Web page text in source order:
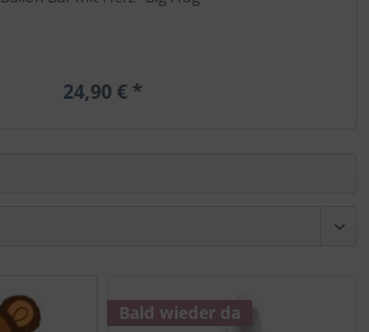
24,90 € *
Bald wieder da